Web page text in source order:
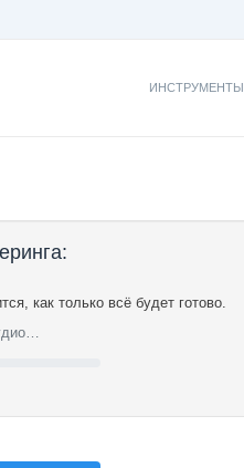
ИНСТРУМЕНТЫ
как только всё будет готово.